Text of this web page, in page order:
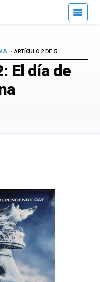
El día de
ARTÍCULO 2 DE 5